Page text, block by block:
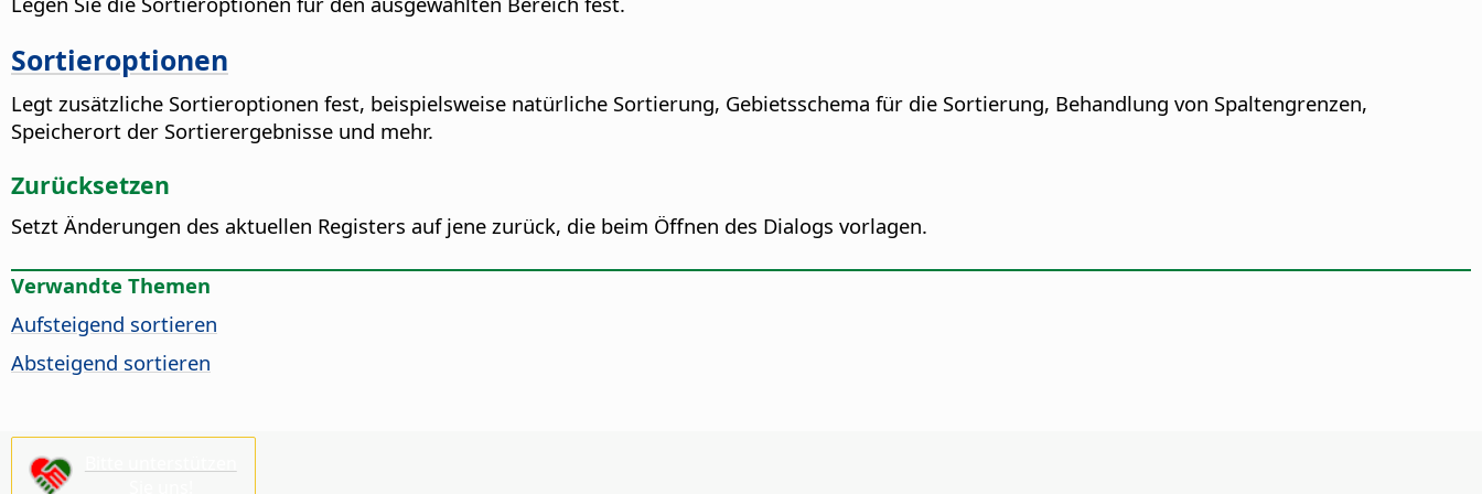
Sortieroptionen
Legt zusätzliche Sortieroptionen fest, beispielsweise natürliche Sortierung, Gebietsschema für die Sortierung, Behandlung von Spaltengrenzen,
Speicherort der Sortierergebnisse und mehr.
Zurücksetzen
Setzt Änderungen des aktuellen Registers auf jene zurück, die beim Öffnen des Dialogs vorlagen.
Verwandte Themen
Aufsteigend sortieren
Absteigend sortieren